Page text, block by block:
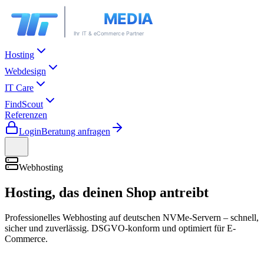
Hosting
Webdesign
IT Care
FindScout
Referenzen
LoginBeratung anfragen
Webhosting
Hosting, das deinen Shop antreibt
Professionelles Webhosting auf deutschen NVMe-Servern – schnell,
sicher und zuverlässig. DSGVO-konform und optimiert für E-
Commerce.